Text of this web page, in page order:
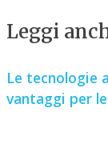
Leggi
Le tecnologie
vantaggi per